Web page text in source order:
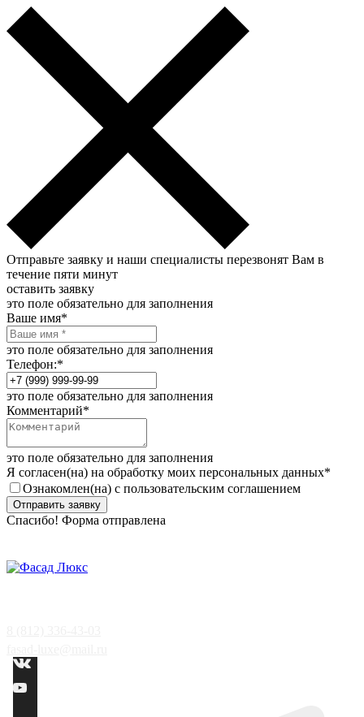
Отправьте заявку и наши специалисты перезвонят Вам в
течение пяти минут
оставить заявку
это поле обязательно для заполнения
Ваше имя*
это поле обязательно для заполнения
Телефон:*
это поле обязательно для заполнения
Комментарий*
это поле обязательно для заполнения
Я согласен(на) на обработку моих персональных данных*
Ознакомлен(на) с пользовательским соглашением
Отправить заявку
Спасибо! Форма отправлена